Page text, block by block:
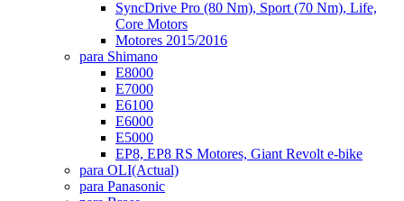
SyncDrive Pro (80 Nm), Sport (70 Nm), Life,
Core Motors
Motores 2015/2016
para Shimano
E8000
E7000
E6100
E6000
E5000
EP8, EP8 RS Motores, Giant Revolt e-bike
para OLI(Actual)
para Panasonic